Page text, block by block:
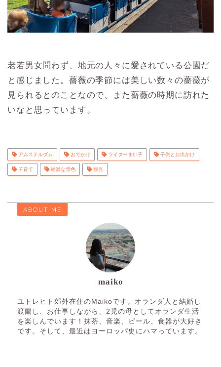
老若男女問わず、地元の人々に愛されている公園だ
と感じました。薔薇の季節には美しい数々の薔薇が
見られるとのことなので、また薔薇の時期に訪れた
いなと思っています。
アムステルダム おでかけ ライターまい子 子供とお出かけ
子育て 綺麗な景色 観光
ABOUT ME
maiko
ユトレヒト郊外在住のMaikoです。オランダ人と結婚し
渡蘭し、お仕事しながら、2児の母としてオランダ生活
を楽しんでいます！抹茶、音楽、ビール、食器が大好き
です。そして、最近はヨーロッパ史にハマっています。